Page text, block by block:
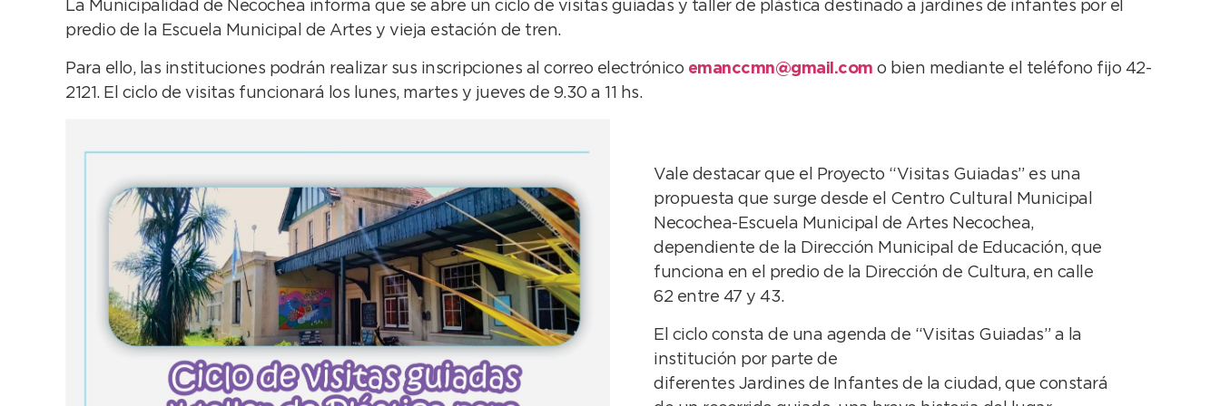
La Municipalidad de Necochea informa que se abre un ciclo de visitas guiadas y taller de plástica destinado a jardines de infantes por el
predio de la Escuela Municipal de Artes y vieja estación de tren.
Para ello, las instituciones podrán realizar sus inscripciones al correo electrónico emanccmn@gmail.com o bien mediante el teléfono fijo 42-
2121. El ciclo de visitas funcionará los lunes, martes y jueves de 9.30 a 11 hs.
Vale destacar que el Proyecto “Visitas Guiadas” es una
propuesta que surge desde el Centro Cultural Municipal
Necochea-Escuela Municipal de Artes Necochea,
dependiente de la Dirección Municipal de Educación, que
funciona en el predio de la Dirección de Cultura, en calle
62 entre 47 y 43.
El ciclo consta de una agenda de “Visitas Guiadas” a la
institución por parte de
diferentes Jardines de Infantes de la ciudad, que constará